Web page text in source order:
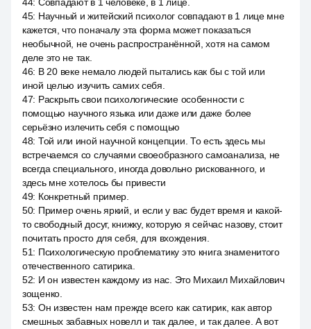
45: Научный и житейский психолог совпадают в 1 лице мне
кажется, что поначалу эта форма может показаться
необычной, не очень распространённой, хотя на самом
деле это не так.
46: В 20 веке немало людей пытались как бы с той или
иной целью изучить самих себя.
47: Раскрыть свои психологические особенности с
помощью научного языка или даже или даже более
серьёзно излечить себя с помощью
48: Той или иной научной концепции. То есть здесь мы
встречаемся со случаями своеобразного самоанализа, не
всегда специального, иногда довольно рискованного, и
здесь мне хотелось бы привести
49: Конкретный пример.
50: Пример очень яркий, и если у вас будет время и какой-
то свободный досуг, книжку, которую я сейчас назову, стоит
почитать просто для себя, для вхождения.
51: Психологическую проблематику это книга знаменитого
отечественного сатирика.
52: И он известен каждому из нас. Это Михаил Михайлович
зощенко.
53: Он известен нам прежде всего как сатирик, как автор
смешных забавных новелл и так далее, и так далее. А вот